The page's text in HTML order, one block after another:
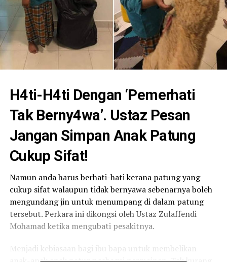
H4ti-H4ti Dengan ‘Pemerhati
Tak Berny4wa’. Ustaz Pesan
Jangan Simpan Anak Patung
Cukup Sifat!
Namun anda harus berhati-hati kerana patung yang
cukup sifat walaupun tidak bernyawa sebenarnya boleh
mengundang jin untuk menumpang di dalam patung
tersebut. Perkara ini dikongsi oleh Ustaz Zulaffendi
Mohamad ketika mengubati pesakitnya.
Menjadi kebiasaan bagi ibu bapa untuk membelikan